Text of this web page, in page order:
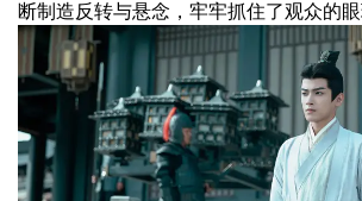
断制造反转与悬念，牢牢抓住了观众的眼